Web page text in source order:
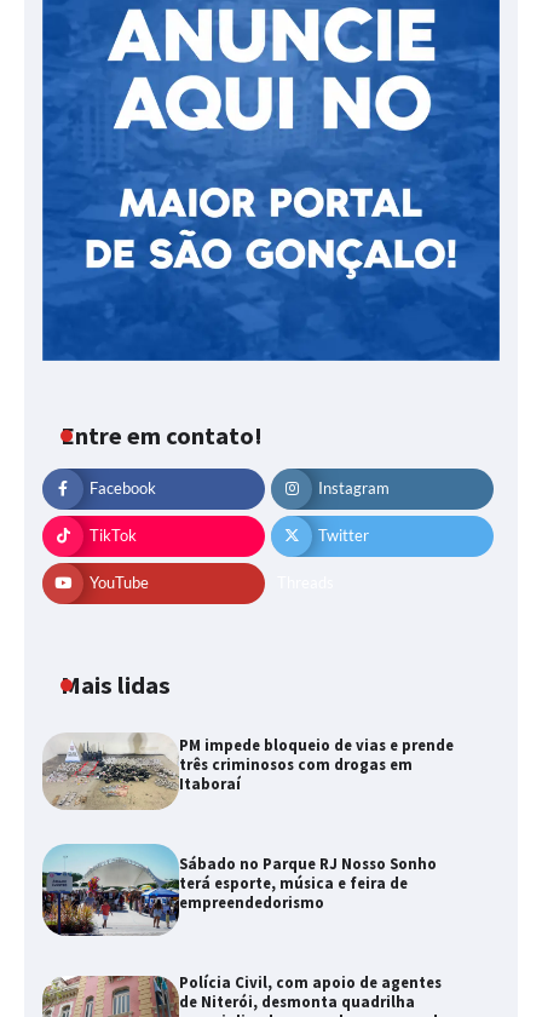
Entre em contato!
Facebook Instagram
TikTok Twitter
YouTube
Mais lidas
PM impede bloqueio de vias e prende
três criminosos com drogas em
Itaboraí
Sábado no Parque RJ Nosso Sonho
terá esporte, música e feira de
empreendedorismo
Polícia Civil, com apoio de agentes
de Niterói, desmonta quadrilha